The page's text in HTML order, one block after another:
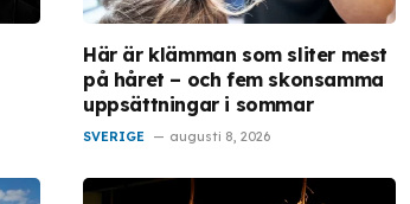
Här är klämman som sliter mest
på håret – och fem skonsamma
uppsättningar i sommar
SVERIGE augusti 8, 2026